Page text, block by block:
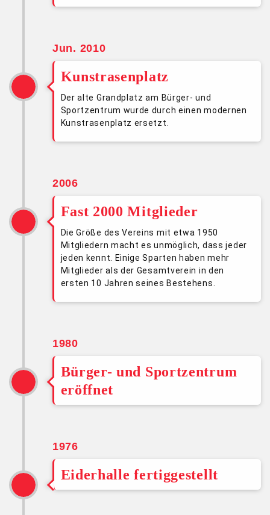
Jun. 2010
Kunstrasenplatz
Der alte Grandplatz am Bürger- und
Sportzentrum wurde durch einen modernen
Kunstrasenplatz ersetzt.
2006
Fast 2000 Mitglieder
Die Größe des Vereins mit etwa 1950
Mitgliedern macht es unmöglich, dass jeder
jeden kennt. Einige Sparten haben mehr
Mitglieder als der Gesamtverein in den
ersten 10 Jahren seines Bestehens.
1980
Bürger- und Sportzentrum
eröffnet
1976
Eiderhalle fertiggestellt